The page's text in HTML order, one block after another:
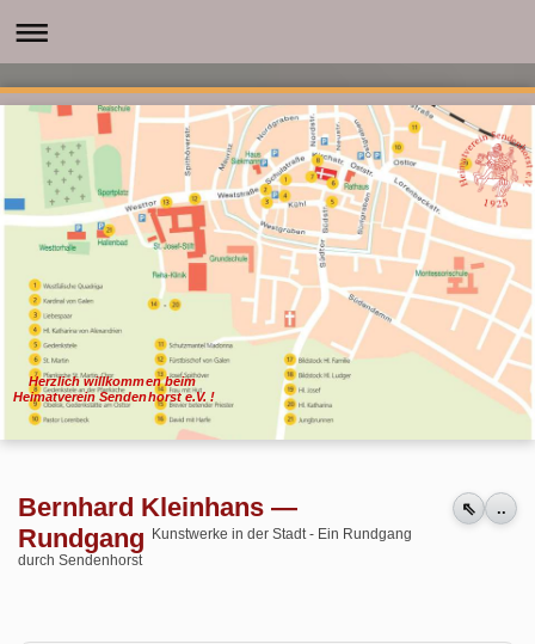
Herzlich willkommen beim
Heimatverein Sendenhorst e.V. !
Bernhard Kleinhans —
Rundgang Kunstwerke in der Stadt - Ein Rundgang
durch Sendenhorst
⇖ ..